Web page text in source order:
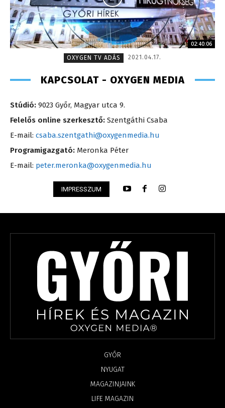
02:40:06
OXYGEN TV ADÁS
2021.04.17.
KAPCSOLAT - OXYGEN MEDIA
Stúdió: 9023 Győr, Magyar utca 9.
Felelős online szerkesztő: Szentgáthi Csaba
E-mail: csaba.szentgathi@oxygenmedia.hu
Programigazgató: Meronka Péter
E-mail: peter.meronka@oxygenmedia.hu
IMPRESSZUM
GYŐR
NYUGAT
MAGAZINJAINK
LIFE MAGAZIN